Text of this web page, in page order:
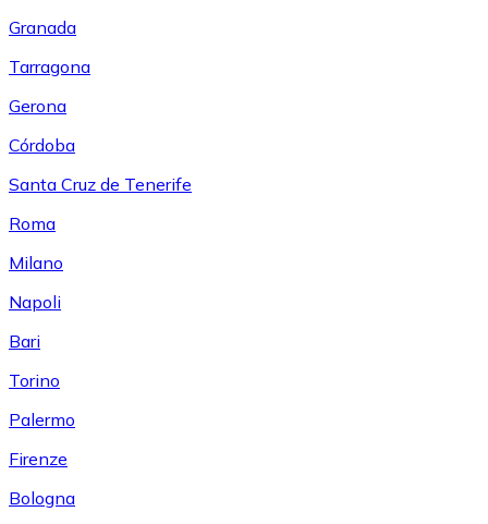
Granada
Tarragona
Gerona
Córdoba
Santa Cruz de Tenerife
Roma
Milano
Napoli
Bari
Torino
Palermo
Firenze
Bologna